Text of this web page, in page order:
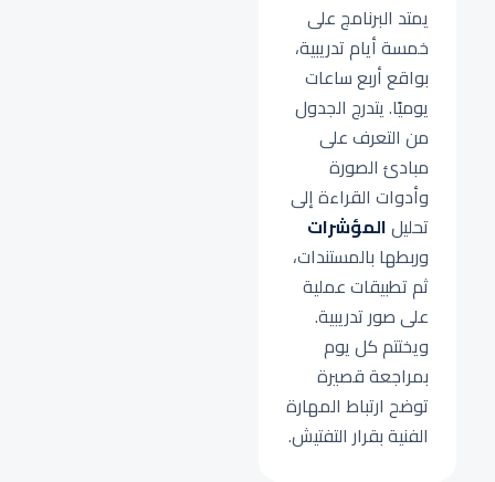
يمتد البرنامج على
خمسة أيام تدريبية،
بواقع أربع ساعات
يوميًا. يتدرج الجدول
من التعرف على
مبادئ الصورة
وأدوات القراءة إلى
تحليلالمؤشرات
وربطها بالمستندات،
ثم تطبيقات عملية
على صور تدريبية.
ويختتم كل يوم
بمراجعة قصيرة
توضح ارتباط المهارة
الفنية بقرار التفتيش.